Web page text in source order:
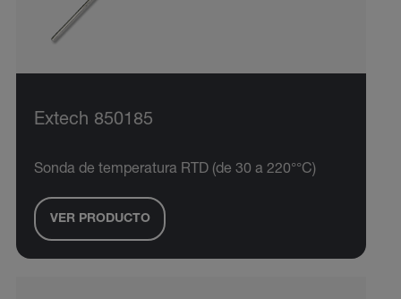
Extech 850185
Sonda de temperatura RTD (de 30 a 220°°C)
VER PRODUCTO